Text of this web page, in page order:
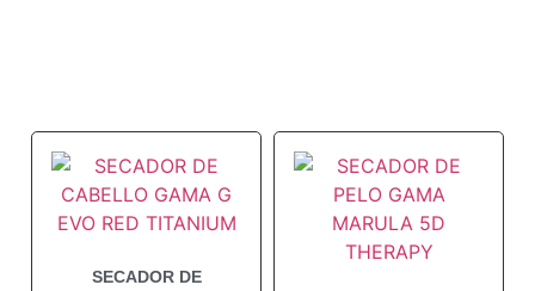
SECADOR DE